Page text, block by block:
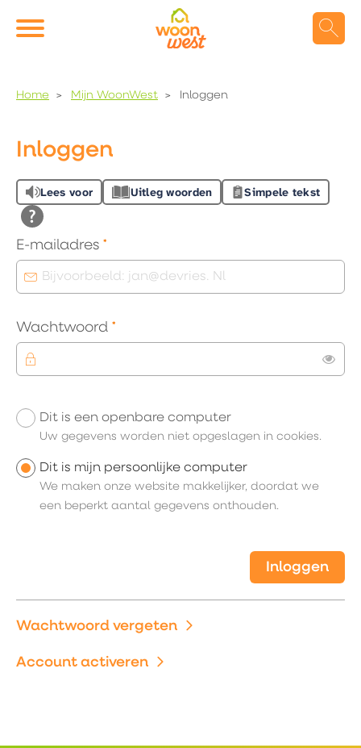
Naar de homepage
Ga naar Hoofd
Home Mijn WoonWest Inloggen
Inloggen
Lees voor Uitleg woorden Simpele tekst
E-mailadres *
Wachtwoord *
Uw inloggegevens
Dit is een openbare computer
Uw gegevens worden niet opgeslagen in cookies.
Dit is mijn persoonlijke computer
We maken onze website makkelijker, doordat we
een beperkt aantal gegevens onthouden.
Inloggen
Wachtwoord vergeten
Account activeren